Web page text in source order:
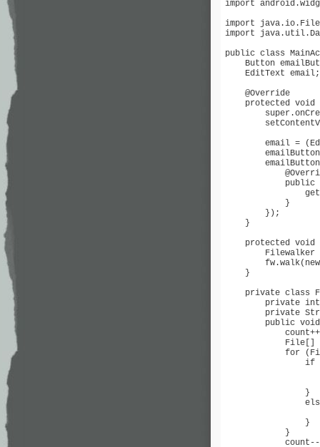
import
import
import
public class
Button
    EditText email;
    @Override
protected void
email =
public
            }
        });
    }
protected void
Filewalker
    }
private class
private
private
public
File[]
for
if
                }
                }
            }